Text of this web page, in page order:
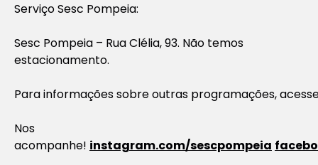
Serviço Sesc Pompeia:
Sesc Pompeia – Rua Clélia, 93. Não temos
estacionamento.
Para informações sobre outras programações,
Nos
acompanhe! instagram.com/sescpompeia